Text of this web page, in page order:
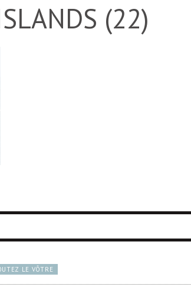
(22)
LE VÔTRE